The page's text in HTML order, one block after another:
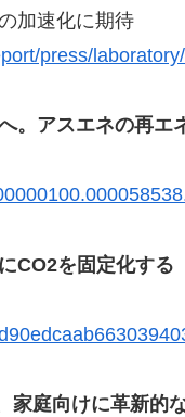
加速化に期待
press/
。アスエネの再
CO2を固定化す
家庭向けに革新的